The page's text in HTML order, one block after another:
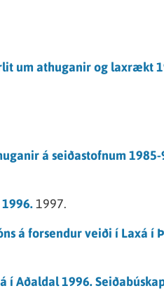
um athuganir og laxrækt
á seiðastofnum
1997.
á forsendur veiði í Laxá í
í Aðaldal 1996.